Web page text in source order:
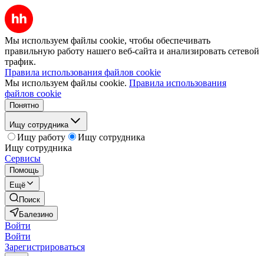
Мы используем файлы cookie, чтобы обеспечивать
правильную работу нашего веб-сайта и анализировать сетевой
трафик.
Правила использования файлов cookie
Мы используем файлы cookie. Правила использования
файлов cookie
Понятно
Ищу сотрудника
Ищу работу
Ищу сотрудника
Ищу сотрудника
Сервисы
Помощь
Ещё
Поиск
Балезино
Войти
Войти
Зарегистрироваться